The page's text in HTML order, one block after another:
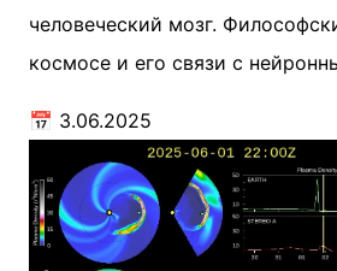
человеческий мозг.
космосе и его связи с
📅 3.06.2025